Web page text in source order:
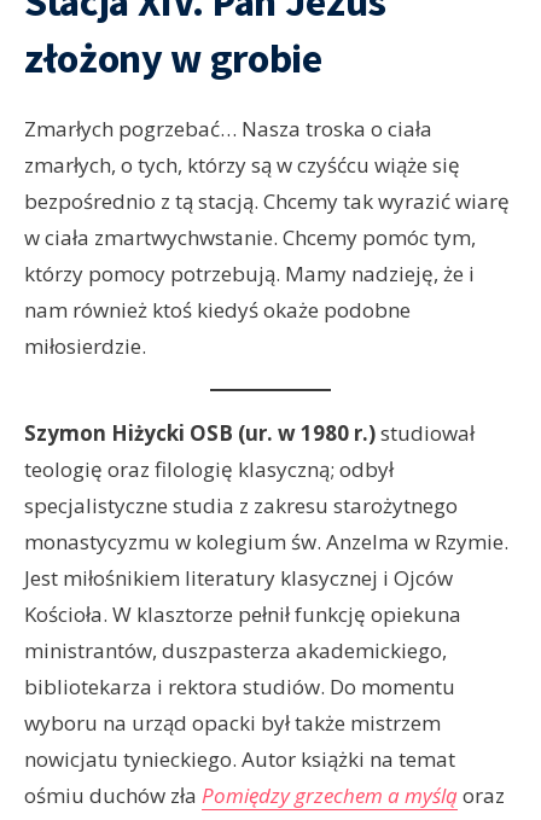
złożony w grobie
Zmarłych pogrzebać… Nasza troska o ciała
zmarłych, o tych, którzy są w czyśćcu wiąże się
bezpośrednio z tą stacją. Chcemy tak wyrazić wiarę
w ciała zmartwychwstanie. Chcemy pomóc tym,
którzy pomocy potrzebują. Mamy nadzieję, że i
nam również ktoś kiedyś okaże podobne
miłosierdzie.
Szymon Hiżycki OSB (ur. w 1980 r.)studiował
teologię oraz filologię klasyczną; odbył
specjalistyczne studia z zakresu starożytnego
monastycyzmu w kolegium św. Anzelma w Rzymie.
Jest miłośnikiem literatury klasycznej i Ojców
Kościoła. W klasztorze pełnił funkcję opiekuna
ministrantów, duszpasterza akademickiego,
bibliotekarza i rektora studiów. Do momentu
wyboru na urząd opacki był także mistrzem
nowicjatu tynieckiego. Autor książki na temat
ośmiu duchów zła Pomiędzy grzechem a myśląoraz